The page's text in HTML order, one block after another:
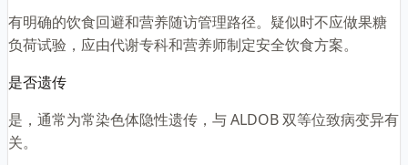
有明确的饮食回避和营养随访管理路径。疑似时不应做果糖
负荷试验，应由代谢专科和营养师制定安全饮食方案。
是否遗传
是，通常为常染色体隐性遗传，与 ALDOB 双等位致病变异有
关。